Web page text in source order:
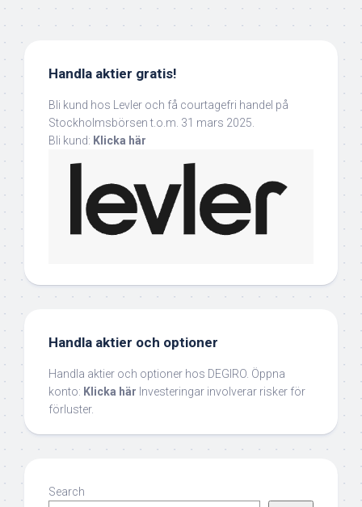
Handla aktier gratis!
Bli kund hos Levler och få courtagefri handel på
Stockholmsbörsen t.o.m. 31 mars 2025.
Bli kund: Klicka här
Handla aktier och optioner
Handla aktier och optioner hos DEGIRO. Öppna
konto: Klicka här Investeringar involverar risker för
förluster.
Search